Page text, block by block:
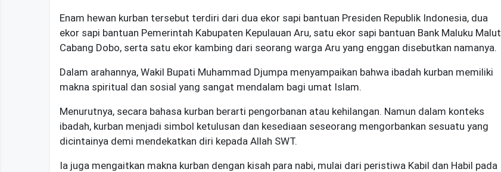
Enam hewan kurban tersebut terdiri dari dua ekor sapi bantuan Presiden Republik Indonesia, dua
ekor sapi bantuan Pemerintah Kabupaten Kepulauan Aru, satu ekor sapi bantuan Bank Maluku Malut
Cabang Dobo, serta satu ekor kambing dari seorang warga Aru yang enggan disebutkan namanya.
Dalam arahannya, Wakil Bupati Muhammad Djumpa menyampaikan bahwa ibadah kurban memiliki
makna spiritual dan sosial yang sangat mendalam bagi umat Islam.
Menurutnya, secara bahasa kurban berarti pengorbanan atau kehilangan. Namun dalam konteks
ibadah, kurban menjadi simbol ketulusan dan kesediaan seseorang mengorbankan sesuatu yang
dicintainya demi mendekatkan diri kepada Allah SWT.
Ia juga mengaitkan makna kurban dengan kisah para nabi, mulai dari peristiwa Kabil dan Habil pada